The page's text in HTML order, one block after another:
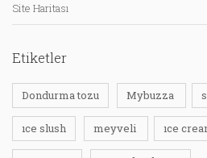
Site Haritası
Etiketler
Dondurma tozu Mybuzza
ıce slush meyveli ıce